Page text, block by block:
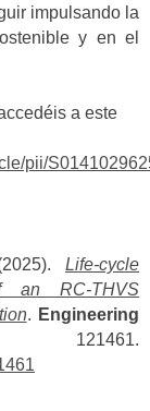
impulsando la
y en el
a este
pii/
Life-cycle
an RC-THVS
. Engineering